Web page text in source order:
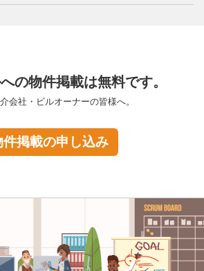
の物件掲載は無料です。
会社・ビルオーナーの皆様へ。
件掲載の申し込み